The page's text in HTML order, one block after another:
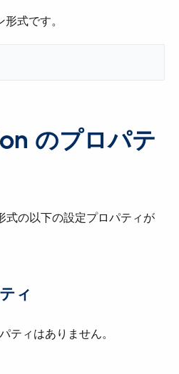
式です。
のプロパテ
式の以下の設定プロパティが
ィ
ティはありません。